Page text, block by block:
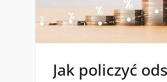
Jak policzyć